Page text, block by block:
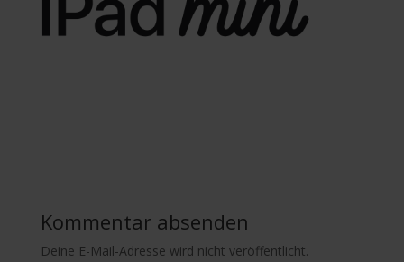
Kommentar absenden
Deine E-Mail-Adresse wird nicht veröffentlicht.